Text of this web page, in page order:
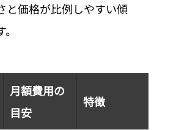
と価格が比例しやすい傾
月額費用の
目安
特徴